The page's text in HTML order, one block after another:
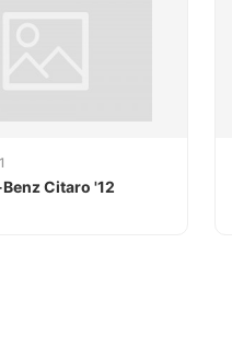
Citaro '12